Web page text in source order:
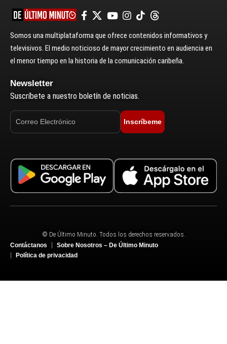
Somos una multiplataforma que ofrece contenidos informativos y
televisivos. El medio noticioso de mayor crecimiento en audiencia en
el menor tiempo en la historia de la comunicación caribeña.
Newsletter
Suscríbete a nuestro boletín de noticias.
Inscríbeme
© De Último Minuto. Todos los derechos reservados.
Contáctanos
Sobre Nosotros – De Último Minuto
Política de privacidad